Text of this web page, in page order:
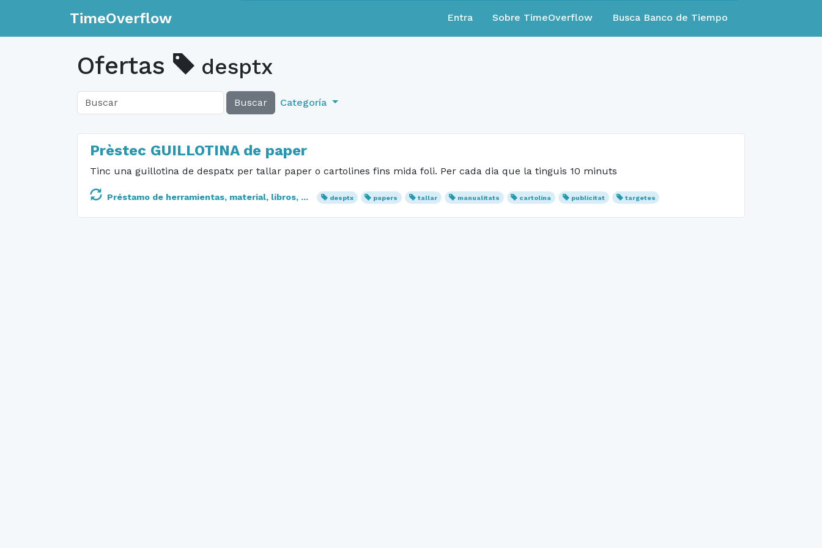
TimeOverflow Entra Sobre TimeOverflow Busca Banco de Tiempo
Ofertas desptx
Buscar Categoría
Prèstec GUILLOTINA de paper
Tinc una guillotina de despatx per tallar paper o cartolines fins mida foli. Per cada dia que la tinguis 10 minuts
Préstamo de herramientas, material, libros, ... desptx papers tallar manualitats cartolina publicitat targetes